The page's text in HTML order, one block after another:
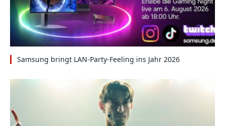
Samsung bringt LAN-Party-Feeling ins Jahr 2026